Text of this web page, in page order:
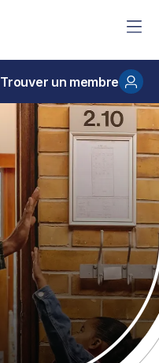
Trouver un membre